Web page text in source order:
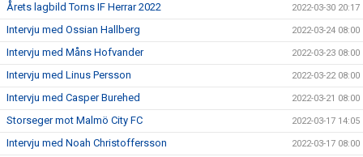
Årets lagbild Torns IF Herrar 2022 2022-03-30 20:17
Intervju med Ossian Hallberg 2022-03-24 08:00
Intervju med Måns Hofvander 2022-03-23 08:00
Intervju med Linus Persson 2022-03-22 08:00
Intervju med Casper Burehed 2022-03-21 08:00
Storseger mot Malmö City FC 2022-03-17 14:05
Intervju med Noah Christoffersson 2022-03-17 08:00